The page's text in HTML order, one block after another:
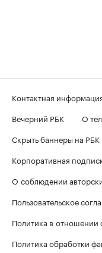
Контактная
Вечерний РБК
О
Скрыть баннеры на РБК
Корпоративная
О соблюдении
Пользовательское
Политика в отношении
Политика обработки